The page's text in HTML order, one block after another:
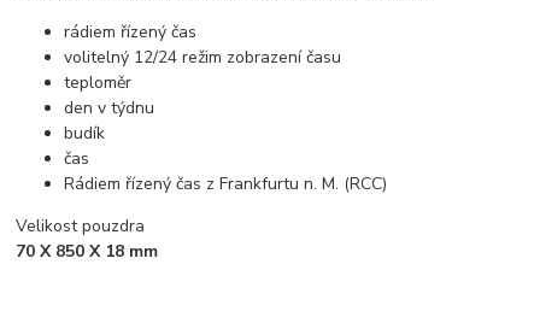
rádiem řízený čas
volitelný 12/24 režim zobrazení času
teploměr
den v týdnu
budík
čas
Rádiem řízený čas z Frankfurtu n. M. (RCC)
Velikost pouzdra
70 X 850 X 18 mm